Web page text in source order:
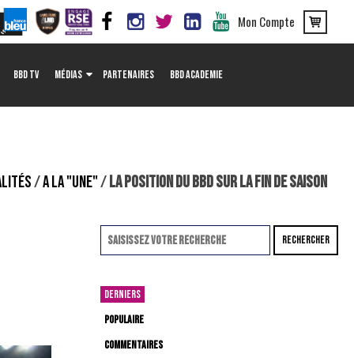
Mon Compte
BBD TV MÉDIAS PARTENAIRES BBD ACADEMIE
/A LA "UNE"/ LA POSITION DU BBD SUR LA FIN DE SAISON
RECHERCHER
DERNIERS
POPULAIRE
COMMENTAIRES